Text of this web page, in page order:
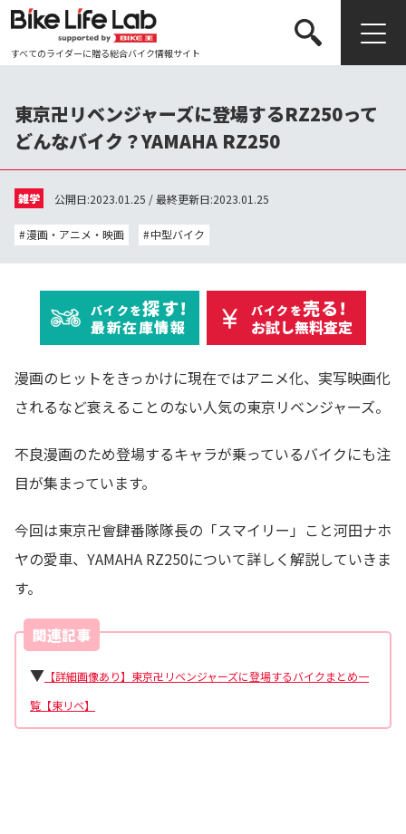
すべてのライダーに贈る総合バイク情報サイト
東京卍リベンジャーズに登場するRZ250って
どんなバイク？YAMAHA RZ250
雑学 公開日:2023.01.25 / 最終更新日:2023.01.25
漫画・アニメ・映画 中型バイク
バイクを探す!
最新在庫情報
バイクを売る!
お試し無料査定
漫画のヒットをきっかけに現在ではアニメ化、実写映画化
されるなど衰えることのない人気の東京リベンジャーズ。
不良漫画のため登場するキャラが乗っているバイクにも注
目が集まっています。
今回は東京卍會肆番隊隊長の「スマイリー」こと河田ナホ
ヤの愛車、YAMAHA RZ250について詳しく解説していきま
す。
関連記事
▼ 【詳細画像あり】東京卍リベンジャーズに登場するバイクまとめ一
覧【東リベ】